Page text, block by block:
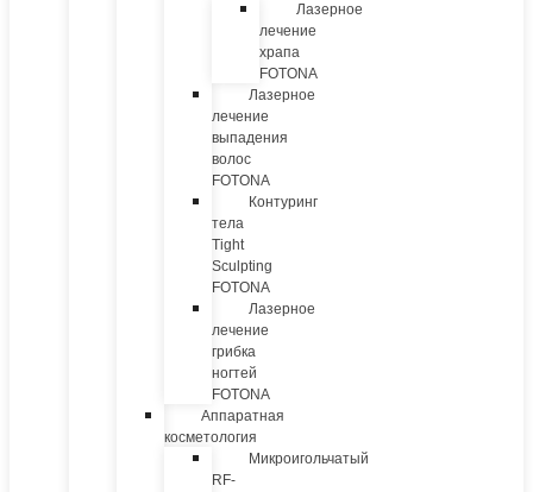
Лазерное
лечение
храпа
FOTONA
Лазерное
лечение
выпадения
волос
FOTONA
Контуринг
тела
Tight
Sculpting
FOTONA
Лазерное
лечение
грибка
ногтей
FOTONA
Аппаратная
косметология
Микроигольчатый
RF-